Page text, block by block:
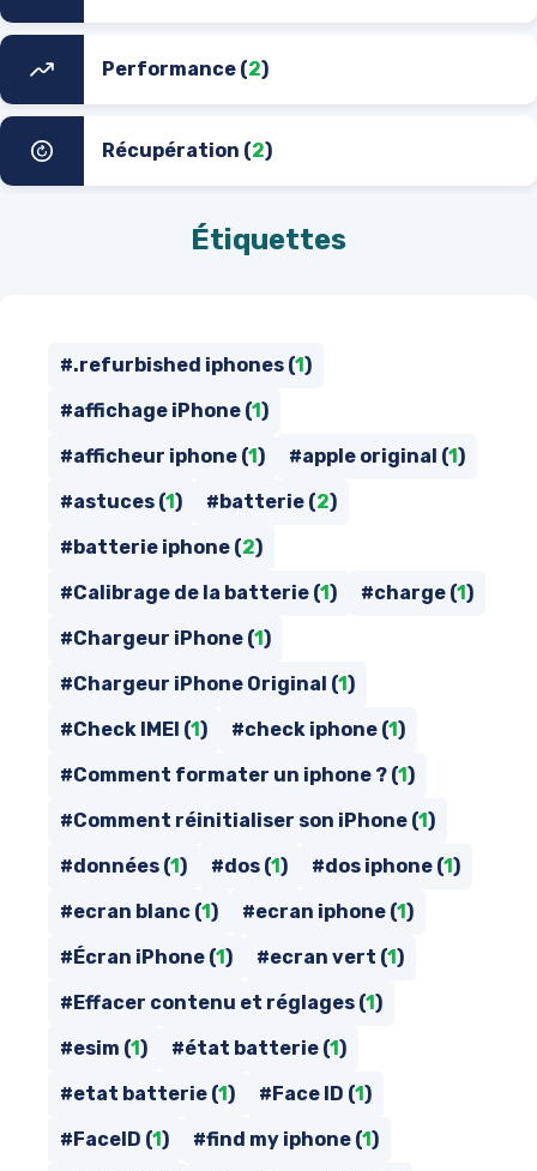
Performance (2)
Récupération (2)
Étiquettes
#.refurbished iphones (1)
#affichage iPhone (1)
#afficheur iphone (1) #apple original (1)
#astuces (1) #batterie (2)
#batterie iphone (2)
#Calibrage de la batterie (1) #charge (1)
#Chargeur iPhone (1)
#Chargeur iPhone Original (1)
#Check IMEI (1) #check iphone (1)
#Comment formater un iphone ? (1)
#Comment réinitialiser son iPhone (1)
#données (1) #dos (1) #dos iphone (1)
#ecran blanc (1) #ecran iphone (1)
#Écran iPhone (1) #ecran vert (1)
#Effacer contenu et réglages (1)
#esim (1) #état batterie (1)
#etat batterie (1) #Face ID (1)
#FaceID (1) #find my iphone (1)